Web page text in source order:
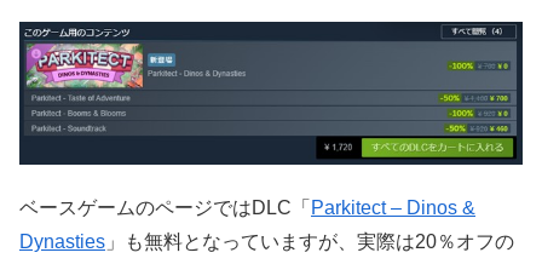
ベースゲームのページではDLC「 Parkitect – Dinos &
Dynasties 」も無料となっていますが、実際は20％オフの